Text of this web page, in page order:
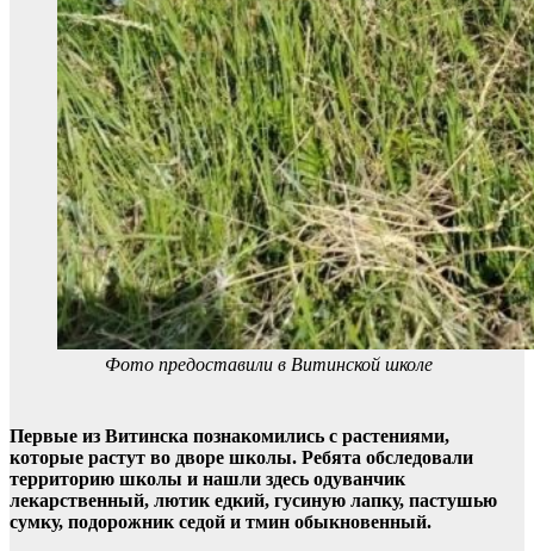
Фото предоставили в Витинской школе
Первые из Витинска познакомились с растениями,
которые растут во дворе школы. Ребята обследовали
территорию школы и нашли здесь одуванчик
лекарственный, лютик едкий, гусиную лапку, пастушью
сумку, подорожник седой и тмин обыкновенный.